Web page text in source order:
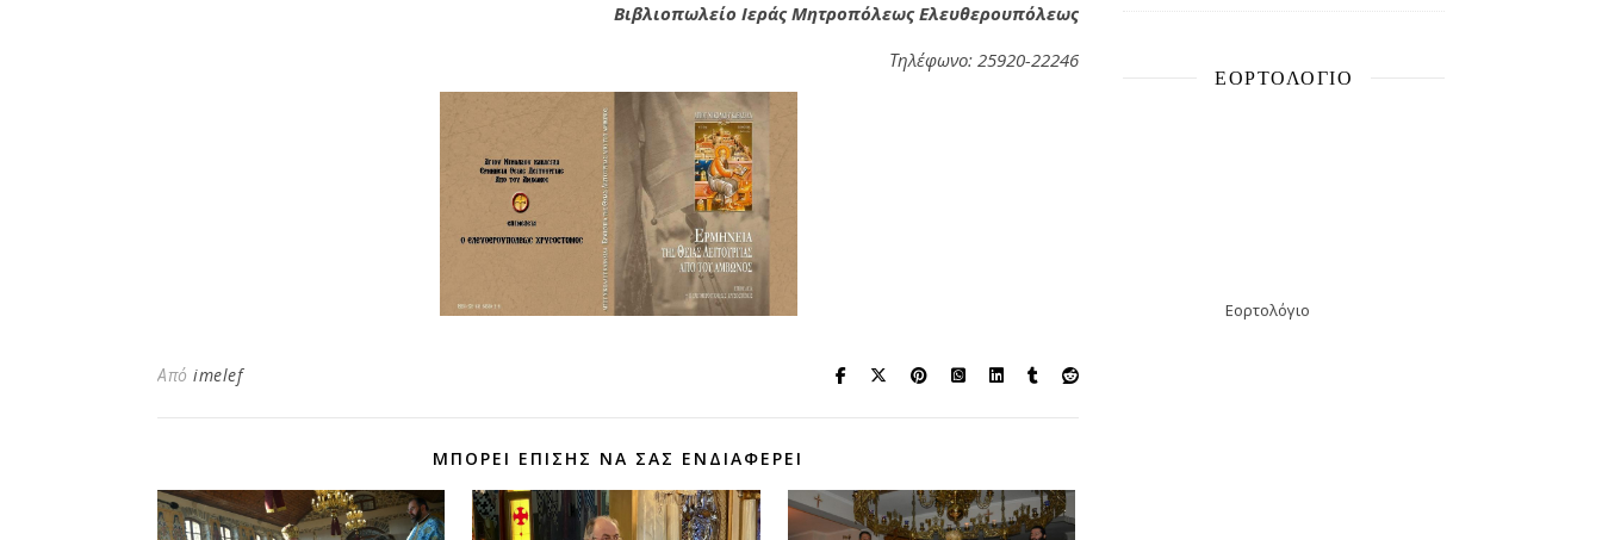
Βιβλιοπωλείο Ιεράς Μητροπόλεως Ελευθερουπόλεως
Τηλέφωνο: 25920-22246
Από imelef
ΜΠΟΡΕΊ ΕΠΊΣΗΣ ΝΑ ΣΑΣ ΕΝΔΙΑΦΈΡΕΙ
ΕΟΡΤΟΛΌΓΙΟ
Εορτολόγιο